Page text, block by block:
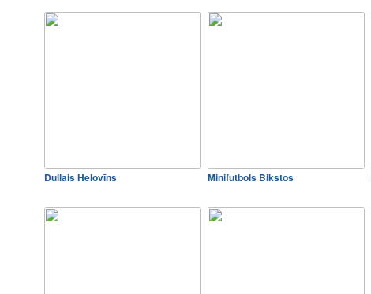
Dullais Helovīns Minifutbols Bikstos